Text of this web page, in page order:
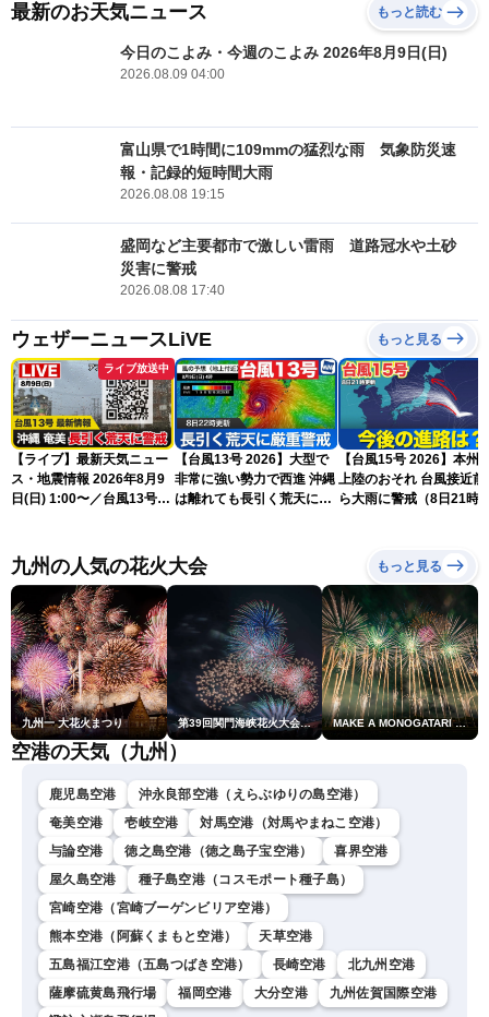
最新のお天気ニュース もっと読む
今日のこよみ・今週のこよみ 2026年8月9日(日)
2026.08.09 04:00
富山県で1時間に109mmの猛烈な雨 気象防災速
報・記録的短時間大雨
2026.08.08 19:15
盛岡など主要都市で激しい雷雨 道路冠水や土砂
災害に警戒
2026.08.08 17:40
ウェザーニュースLiVE もっと見る
ライブ放送中
【ライブ】最新天気ニュー
ス・地震情報 2026年8月9
日(日) 1:00〜／台風13号・
LiVE〉
【台風13号 2026】大型で
非常に強い勢力で西進 沖縄
は離れても長引く荒天に厳
【台風15号 2026】本州
上陸のおそれ 台風接近前
ら大雨に警戒（8日21時
九州の人気の花火大会 もっと見る
九州一 大花火まつり 第39回関門海峡花火大会(門司側) MAKE A MONOGATARI 2026
空港の天気（九州）
鹿児島空港
沖永良部空港（えらぶゆりの島空港）
奄美空港
壱岐空港
対馬空港（対馬やまねこ空港）
与論空港
徳之島空港（徳之島子宝空港）
喜界空港
屋久島空港
種子島空港（コスモポート種子島）
宮崎空港（宮崎ブーゲンビリア空港）
熊本空港（阿蘇くまもと空港）
天草空港
五島福江空港（五島つばき空港）
長崎空港
北九州空港
薩摩硫黄島飛行場
福岡空港 大分空港
九州佐賀国際空港